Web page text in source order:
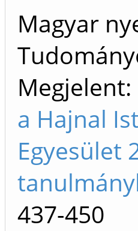
Magyar
Megjelent:
a Hajnal
Egyesület
437-450